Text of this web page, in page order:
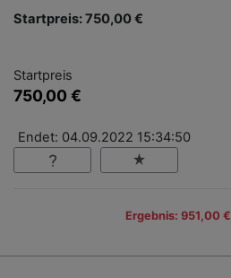
Startpreis: 750,00 €
Startpreis
750,00 €
Endet: 04.09.2022 15:34:50
Ergebnis: 951,00 €